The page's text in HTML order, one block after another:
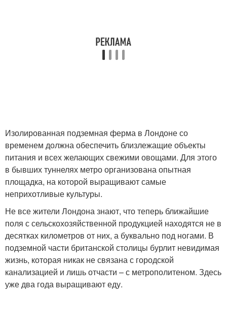
Изолированная подземная ферма в Лондоне со
временем должна обеспечить близлежащие объекты
питания и всех желающих свежими овощами. Для этого
в бывших туннелях метро организована опытная
площадка, на которой выращивают самые
неприхотливые культуры.
Не все жители Лондона знают, что теперь ближайшие
поля с сельскохозяйственной продукцией находятся не в
десятках километров от них, а буквально под ногами. В
подземной части британской столицы бурлит невидимая
жизнь, которая никак не связана с городской
канализацией и лишь отчасти – с метрополитеном. Здесь
уже два года выращивают еду.